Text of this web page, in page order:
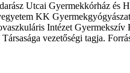
Utcai Gyermekkórház és
KK
Intézet
vezetőségi tagja.